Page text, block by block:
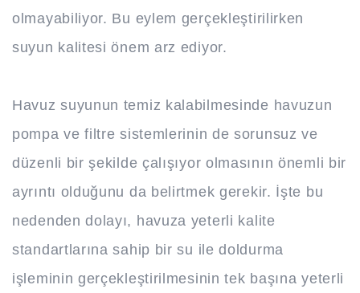
olmayabiliyor. Bu eylem gerçekleştirilirken
suyun kalitesi önem arz ediyor.
Havuz suyunun temiz kalabilmesinde havuzun
pompa ve filtre sistemlerinin de sorunsuz ve
düzenli bir şekilde çalışıyor olmasının önemli bir
ayrıntı olduğunu da belirtmek gerekir. İşte bu
nedenden dolayı, havuza yeterli kalite
standartlarına sahip bir su ile doldurma
işleminin gerçekleştirilmesinin tek başına yeterli